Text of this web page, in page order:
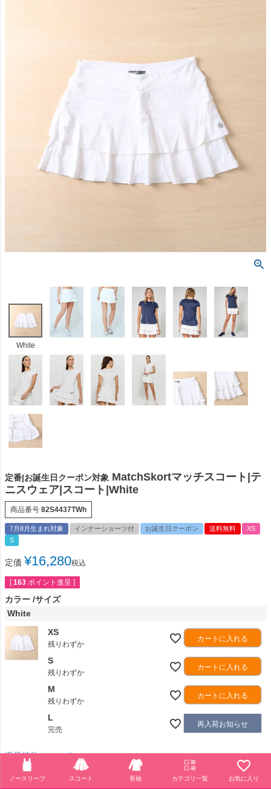
White
定番|お誕生日クーポン対象 MatchSkortマッチスコート|テ
ニスウェア|スコート|White
商品番号 82S4437TWh
7月8月生まれ対象 インナーショーツ付 お誕生日クーポン 送料無料
XS
S
定価 ¥16,280税込
[ 163 ポイント進呈 ]
カラー サイズ
White
XS
残りわずか
カートに入れる
S
残りわずか
カートに入れる
M
残りわずか
カートに入れる
L
完売
再入荷お知らせ
返品特約について
商品についてのお問い合わせ
ノースリーブ スコート 長袖 カテゴリ一覧 お気に入り